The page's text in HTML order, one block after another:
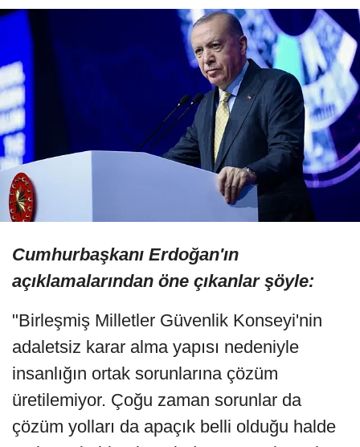
Cumhurbaşkanı Erdoğan'ın
açıklamalarından öne çıkanlar şöyle:
"Birleşmiş Milletler Güvenlik Konseyi'nin
adaletsiz karar alma yapısı nedeniyle
insanlığın ortak sorunlarına çözüm
üretilemiyor. Çoğu zaman sorunlar da
çözüm yolları da apaçık belli olduğu halde